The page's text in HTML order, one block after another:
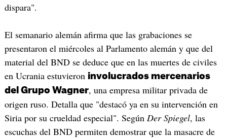
dispara".
El semanario alemán afirma que las grabaciones se
presentaron el miércoles al Parlamento alemán y que del
material del BND se deduce que en las muertes de civiles
en Ucrania estuvieron involucrados mercenarios
del Grupo Wagner, una empresa militar privada de
origen ruso. Detalla que "destacó ya en su intervención en
Siria por su crueldad especial". Según Der Spiegel, las
escuchas del BND permiten demostrar que la masacre de